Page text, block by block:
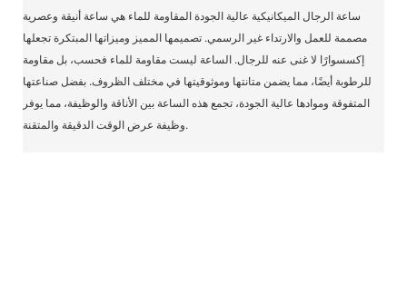
ساعة الرجال الميكانيكية عالية الجودة المقاومة للماء هي ساعة أنيقة وعصرية
مصممة للعمل والارتداء غير الرسمي. تصميمها المميز وميزاتها المبتكرة تجعلها
إكسسوارًا لا غنى عنه للرجال. الساعة ليست مقاومة للماء فحسب، بل مقاومة
للرطوبة أيضًا، مما يضمن متانتها وموثوقيتها في مختلف الظروف. بفضل صناعتها
المتفوقة وموادها عالية الجودة، تجمع هذه الساعة بين الأناقة والوظيفة، مما يوفر
وظيفة عرض الوقت الدقيقة والمتقنة.